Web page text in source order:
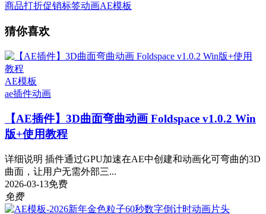
商品打折促销标签动画AE模板
猜你喜欢
AE模板
ae插件动画
【AE插件】3D曲面弯曲动画 Foldspace v1.0.2 Win
版+使用教程
详细说明 插件通过GPU加速在AE中创建和动画化可弯曲的3D
曲面，让用户无需外部三...
2026-03-13免费
免费